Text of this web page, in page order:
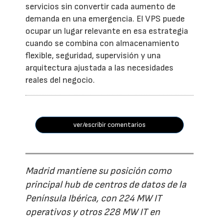
servicios sin convertir cada aumento de
demanda en una emergencia. El VPS puede
ocupar un lugar relevante en esa estrategia
cuando se combina con almacenamiento
flexible, seguridad, supervisión y una
arquitectura ajustada a las necesidades
reales del negocio.
ver/escribir comentarios
Madrid mantiene su posición como
principal hub de centros de datos de la
Península Ibérica, con 224 MW IT
operativos y otros 228 MW IT en